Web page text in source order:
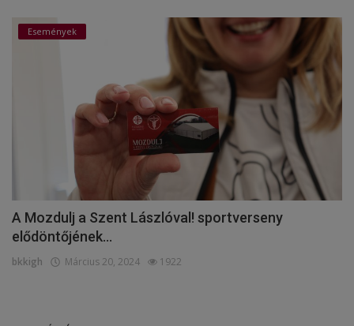
Események
A Mozdulj a Szent Lászlóval! sportverseny
elődöntőjének...
bkkigh Március 20, 2024 1922